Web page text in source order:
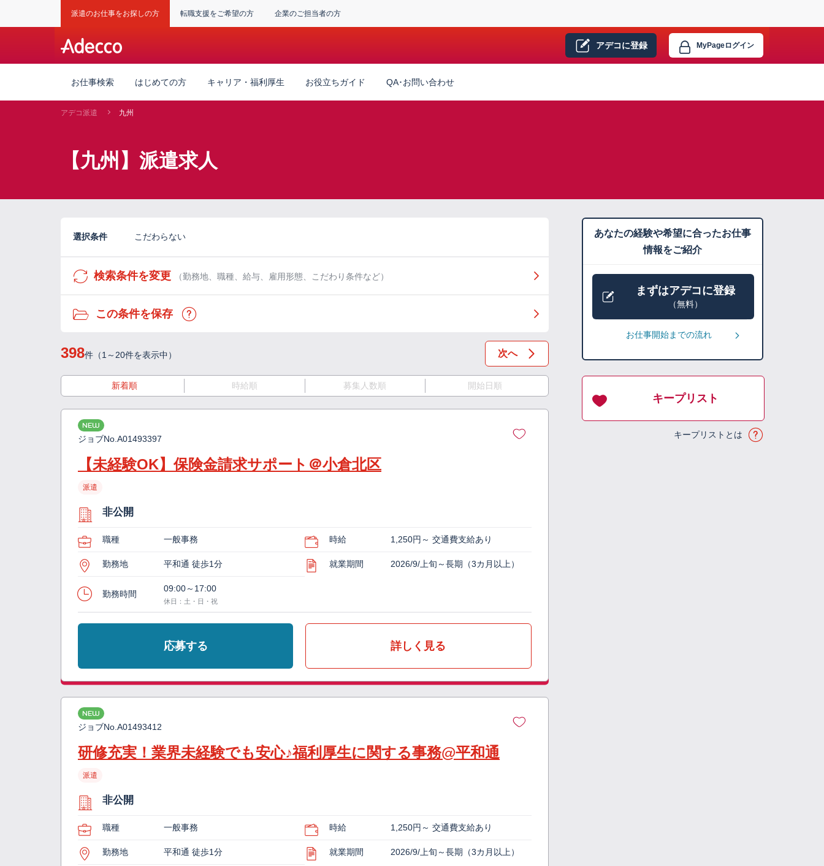
派遣のお仕事をお探しの方 転職支援をご希望の方 企業のご担当者の方
アデコに登録 MyPageログイン
お仕事検索 はじめての方 キャリア・福利厚生 お役立ちガイド QA･お問い合わせ
アデコ派遣 九州
【九州】派遣求人
選択条件 こだわらない
検索条件を変更 （勤務地、職種、給与、雇用形態、こだわり条件など）
この条件を保存
398件（1～20件を表示中） 次へ
新着順 時給順 募集人数順 開始日順
NEW
ジョブNo. A01493397
【未経験OK】保険金請求サポート＠小倉北区
派遣
非公開
職種 一般事務 時給 1,250円～ 交通費支給あり
勤務地 平和通 徒歩1分 就業期間 2026/9/上旬～長期（3カ月以上）
勤務時間
09:00～17:00
休日：土・日・祝
応募する 詳しく見る
NEW
ジョブNo. A01493412
研修充実！業界未経験でも安心♪福利厚生に関する事務@平和通
派遣
非公開
職種 一般事務 時給 1,250円～ 交通費支給あり
勤務地 平和通 徒歩1分 就業期間 2026/9/上旬～長期（3カ月以上）
あなたの経験や希望に合ったお仕事
情報をご紹介
まずはアデコに登録
（無料）
お仕事開始までの流れ
キープリスト
キープリストとは